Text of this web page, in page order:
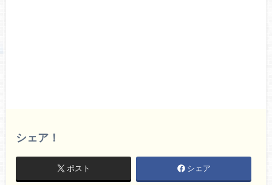
シェア！
ポスト シェア